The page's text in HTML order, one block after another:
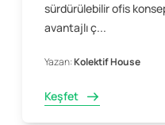
sürdürülebilir ofis
avantajlı ç...
Yazan:Kolektif House
Keşfet